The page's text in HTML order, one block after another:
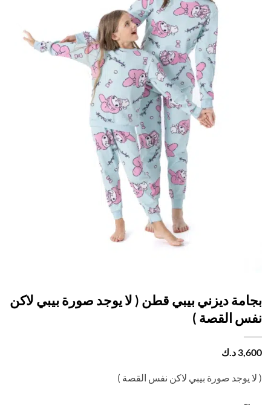
ديزني بيبي قطن ( لا يوجد صورة بيبي لاكن
القصة )
د.ك
يوجد صورة بيبي لاكن نفس القصة )